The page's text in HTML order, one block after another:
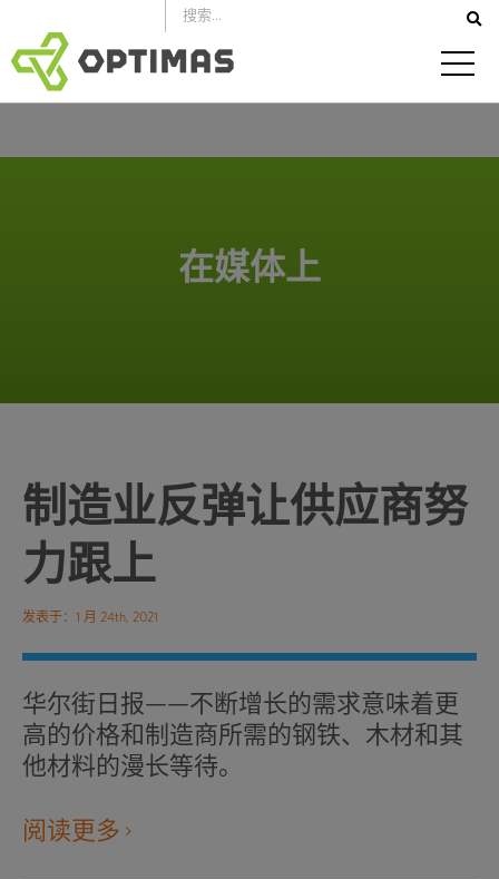
到
内
容
在媒体上
制造业反弹让供应商努
力跟上
发表于：1 月 24th, 2021
华尔街日报——不断增长的需求意味着更
高的价格和制造商所需的钢铁、木材和其
他材料的漫长等待。
阅读更多在